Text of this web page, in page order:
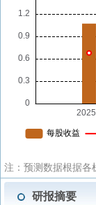
注：预测数据根据
研报摘要